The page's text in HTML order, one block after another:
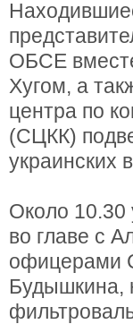
ОБСЕ
Хугом, а
центра по
(СЦКК)
украинских
Около 10.30
во главе с
офицерами
Будышкина,